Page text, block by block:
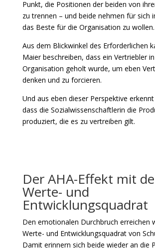
Punkt, die Positionen der beiden von
zu trennen – und beide nehmen für sich
das Beste für die Organisation zu wollen.
Aus dem Blickwinkel des Erforderlichen
Maier beschreiben, dass ein Vertriebler
Organisation geholt wurde, um eben
denken und zu forcieren.
Und aus eben dieser Perspektive
dass die Sozialwissenschaftlerin die
produziert, die es zu vertreiben gilt.
Der AHA-Effekt mit
Werte- und
Entwicklungsquadrat
Den emotionalen Durchbruch erreichen
Werte- und Entwicklungsquadrat von
Damit erinnern sich beide wieder an die